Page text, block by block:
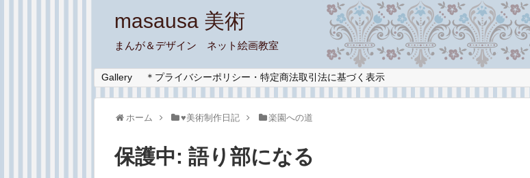
masausa 美術
まんが＆デザイン ネット絵画教室
Gallery ＊プライバシーポリシー・特定商法取引法に基づく表示
ホーム ♥︎美術制作日記 楽園への道
保護中: 語り部になる